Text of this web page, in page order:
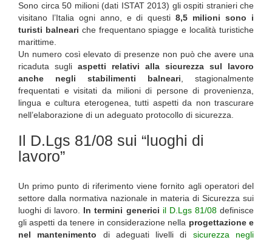
Sono circa 50 milioni (dati ISTAT 2013) gli ospiti stranieri che
visitano l’Italia ogni anno, e di questi8,5 milioni sono i
turisti balneari che frequentano spiagge e località turistiche
marittime.
Un numero così elevato di presenze non può che avere una
ricaduta sugli aspetti relativi alla sicurezza sul lavoro
anche negli stabilimenti balneari , stagionalmente
frequentati e visitati da milioni di persone di provenienza,
lingua e cultura eterogenea, tutti aspetti da non trascurare
nell’elaborazione di un adeguato protocollo di sicurezza.
Il D.Lgs 81/08 sui “luoghi di
lavoro”
Un primo punto di riferimento viene fornito agli operatori del
settore dalla normativa nazionale in materia di Sicurezza sui
luoghi di lavoro. In termini generici il D.Lgs 81/08definisce
gli aspetti da tenere in considerazione nella progettazione e
nel mantenimento di adeguati livelli di sicurezza negli